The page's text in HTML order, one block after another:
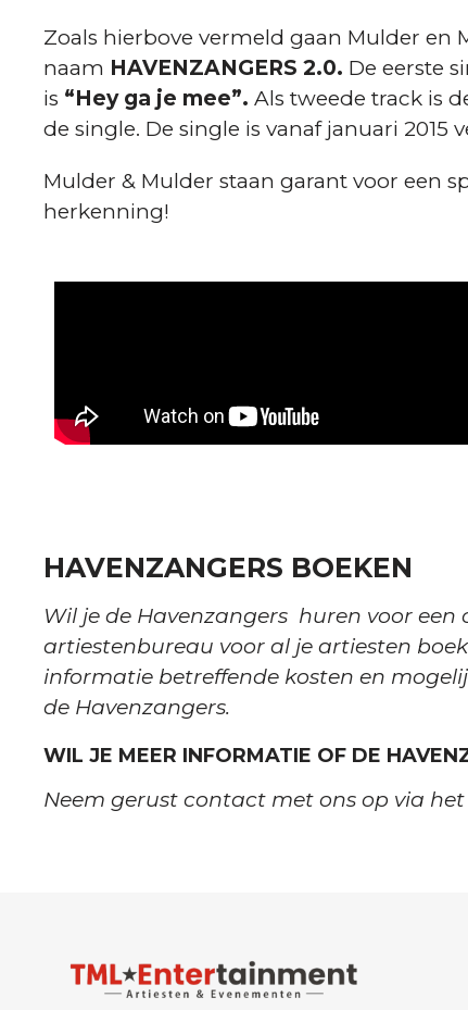
Zoals hierbove vermeld gaan Mulder en
naam HAVENZANGERS 2.0. De eerste
is “Hey ga je mee”. Als tweede track is
de single. De single is vanaf januari 2015
Mulder & Mulder staan garant voor een
herkenning!
HAVENZANGERS BOEKEN
Wil je de Havenzangers huren voor
artiestenbureau voor al je artiesten
informatie betreffende kosten en
de Havenzangers.
WIL JE MEER INFORMATIE OF DE
Neem gerust contact met ons op via